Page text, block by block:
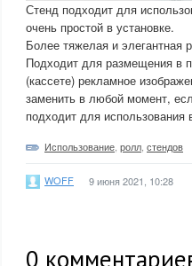
Стенд подходит для
очень простой в установке.
Более тяжелая и элегантная
Подходит для размещения в
(кассете) рекламное
заменить в любой момент,
подходит для
Использование ролл стендов
WOFF 9 июня 2021, 10:28
0